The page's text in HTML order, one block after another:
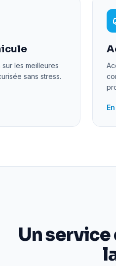
sur les meilleures
sans stress.
Un